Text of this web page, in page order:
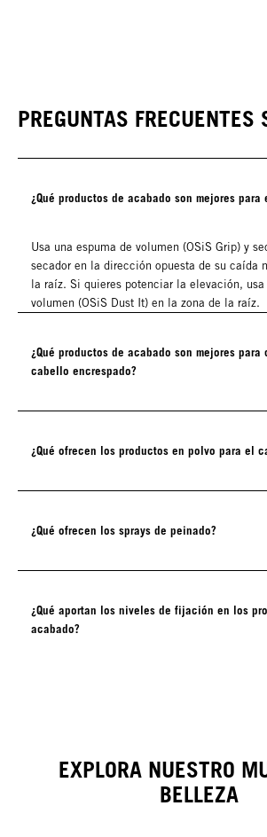
PREGUNTAS FRECUENTES
¿Qué productos de acabado son mejores para
Usa una espuma de volumen (OSiS Grip) y
secador en la dirección opuesta de su caída
la raíz. Si quieres potenciar la elevación, usa
volumen (OSiS Dust It) en la zona de la raíz.
¿Qué productos de acabado son mejores para
cabello encrespado?
¿Qué ofrecen los productos en polvo para el
¿Qué ofrecen los sprays de peinado?
¿Qué aportan los niveles de fijación en los
acabado?
EXPLORA NUESTRO
BELLEZA